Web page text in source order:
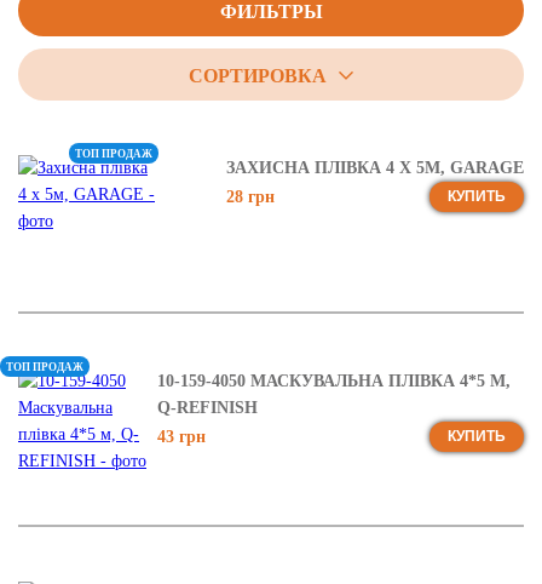
ФИЛЬТРЫ
СОРТИРОВКА
ЗАХИСНА ПЛІВКА 4 Х 5М, GARAGE
28 грн
КУПИТЬ
ТОП ПРОДАЖ
10-159-4050 МАСКУВАЛЬНА ПЛІВКА 4*5 М,
Q-REFINISH
43 грн
КУПИТЬ
ТОП ПРОДАЖ